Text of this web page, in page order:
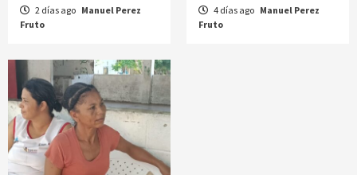
2 días ago Manuel Perez
Fruto
4 días ago Manuel Perez
Fruto